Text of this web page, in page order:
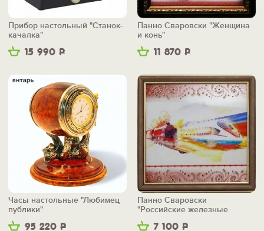
15 990 Р
Прибор настольный "Станок-
качалка"
11 870 Р
Панно Сваровски "Женщина
и конь"
95 220 Р
Часы настольные "Любимец
публики"
7 100 Р
Панно Сваровски
"Российские железные
дороги"